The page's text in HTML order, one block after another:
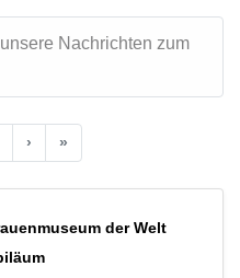
Nachrichten zum
› »
der Welt